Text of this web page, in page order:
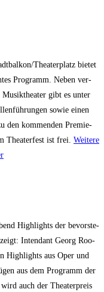
​Thea­ter­platz bie­tet
Pro­gramm. Neben ver­
Musik­thea­ter gibt es unter
sowie einen
den kom­men­den Pre­mie­
Thea­ter­fest ist frei. Wei­te­re
High­lights der bevor­ste­
Inten­dant Georg Roo­
High­lights aus Oper und
aus dem Pro­gramm der
auch der Thea­ter­preis